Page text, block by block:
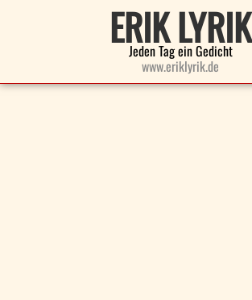
ERIK LYRIK
Jeden Tag ein Gedicht
www.eriklyrik.de